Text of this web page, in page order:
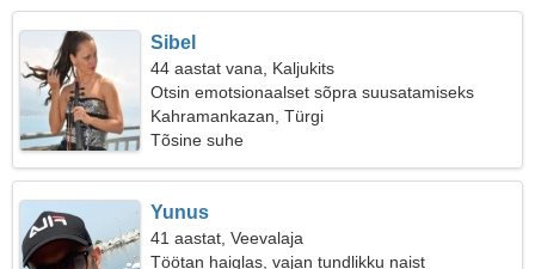
Sibel
44 aastat vana, Kaljukits
Otsin emotsionaalset sõpra suusatamiseks
Kahramankazan, Türgi
Tõsine suhe
Yunus
41 aastat, Veevalaja
Töötan haiglas, vajan tundlikku naist